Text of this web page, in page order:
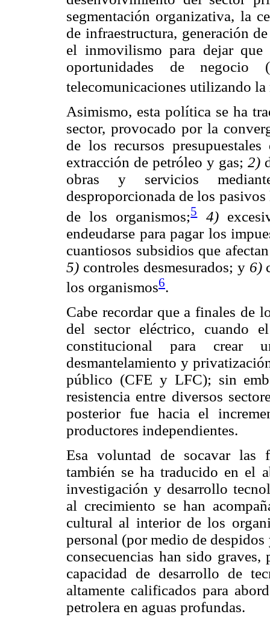
segmentación organizativa, la
de infraestructura, generación
el inmovilismo para dejar que
oportunidades de negocio
telecomunicaciones utilizando
Asimismo, esta política se ha
sector, provocado por la
de los recursos
extracción de petróleo y gas; 2)
obras y servicios
desproporcionada de los
de los organismos;5 4)
endeudarse para pagar los
cuantiosos subsidios que
5) controles desmesurados; y 6)
los organismos6.
Cabe recordar que a finales de
del sector eléctrico, cuando
constitucional para
desmantelamiento y
público (CFE y LFC); sin
resistencia entre diversos
posterior fue hacia el
productores independientes.
Esa voluntad de socavar las
también se ha traducido en el
investigación y desarrollo
al crecimiento se han
cultural al interior de los
personal (por medio de
consecuencias han sido
capacidad de desarrollo de
altamente calificados para
petrolera en aguas profundas.